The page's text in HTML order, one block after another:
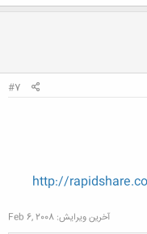
#7
http://
آخرین ویرایش: Feb 6, 2008